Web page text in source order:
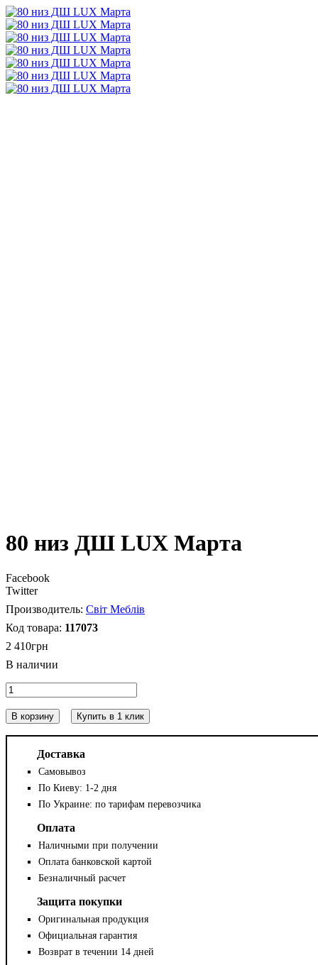
80 низ ДШ LUX Марта
Facebook
Twitter
Світ Меблів
117073
2 410грн
В корзину Купить в 1 клик
Доставка
Самовывоз
По Киеву: 1-2 дня
По Украине: по тарифам перевозчика
Оплата
Наличными при получении
Оплата банковской картой
Безналичный расчет
Защита покупки
Оригинальная продукция
Официальная гарантия
Возврат в течении 14 дней